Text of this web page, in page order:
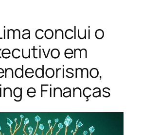
conclui o
em
e Finanças